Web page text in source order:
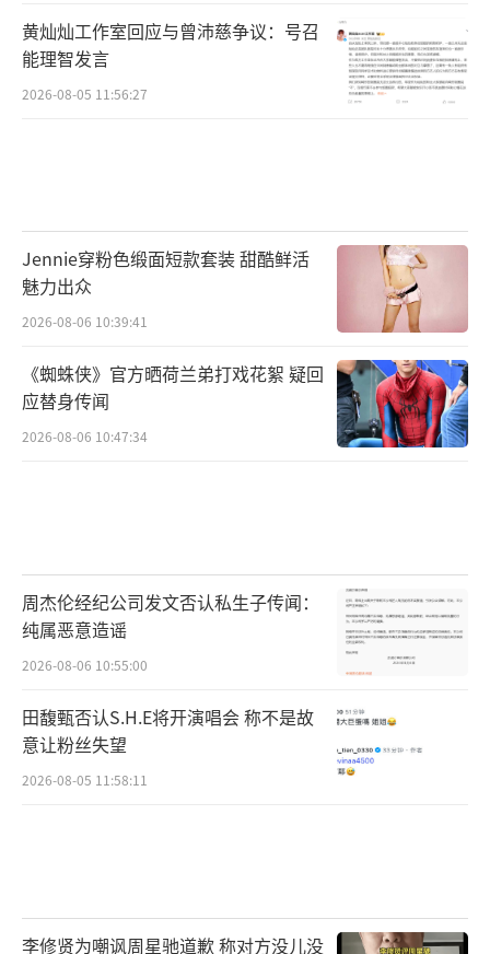
黄灿灿工作室回应与曾沛慈争议：号召
能理智发言
2026-08-05 11:56:27
Jennie穿粉色缎面短款套装 甜酷鲜活
魅力出众
2026-08-06 10:39:41
《蜘蛛侠》官方晒荷兰弟打戏花絮 疑回
应替身传闻
2026-08-06 10:47:34
周杰伦经纪公司发文否认私生子传闻：
纯属恶意造谣
2026-08-06 10:55:00
田馥甄否认S.H.E将开演唱会 称不是故
意让粉丝失望
2026-08-05 11:58:11
李修贤为嘲讽周星驰道歉 称对方没儿没